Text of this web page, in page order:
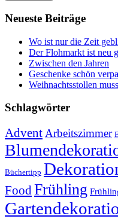
Neueste Beiträge
Wo ist nur die Zeit
Der Flohmarkt ist neu
Zwischen den Jahren
Geschenke schön
Weihnachtsstollen
Schlagwörter
Advent Arbeitszimmer
Büchertipp
FoodFrühling